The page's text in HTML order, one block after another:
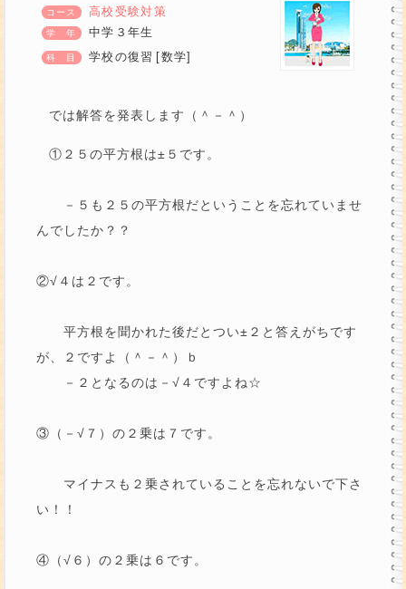
高校受験対策
中学３年生
学校の復習 [数学]
では解答を発表します（＾－＾）
①２５の平方根は±５です。
－５も２５の平方根だということを忘れていませ
んでしたか？？
②√４は２です。
平方根を聞かれた後だとつい±２と答えがちです
が、２ですよ（＾－＾）ｂ
－２となるのは－√４ですよね☆
③（－√７）の２乗は７です。
マイナスも２乗されていることを忘れないで下さ
い！！
④（√６）の２乗は６です。